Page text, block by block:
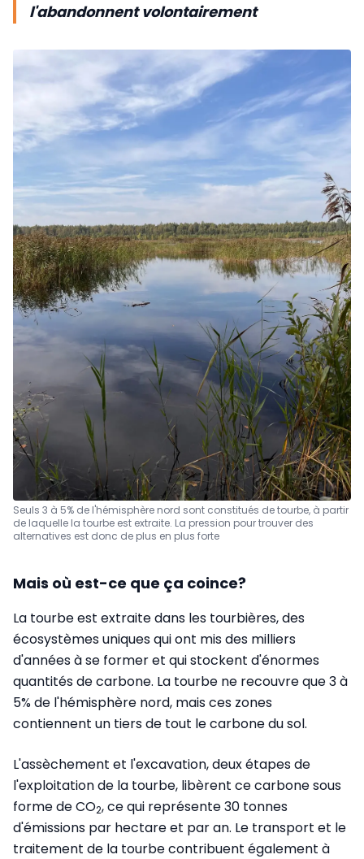
l'abandonnent volontairement
Seuls 3 à 5% de l'hémisphère nord sont constitués de tourbe, à partir
de laquelle la tourbe est extraite. La pression pour trouver des
alternatives est donc de plus en plus forte
Mais où est-ce que ça coince?
La tourbe est extraite dans les tourbières, des
écosystèmes uniques qui ont mis des milliers
d'années à se former et qui stockent d'énormes
quantités de carbone. La tourbe ne recouvre que 3 à
5% de l'hémisphère nord, mais ces zones
contiennent un tiers de tout le carbone du sol.
L'assèchement et l'excavation, deux étapes de
l'exploitation de la tourbe, libèrent ce carbone sous
forme de CO2, ce qui représente 30 tonnes
d'émissions par hectare et par an. Le transport et le
traitement de la tourbe contribuent également à